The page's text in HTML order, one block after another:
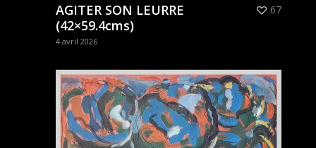
AGITER SON LEURRE
(42×59.4cms)
4 avril 2026
67